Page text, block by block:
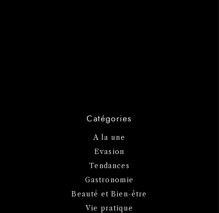
Catégories
A la une
Evasion
Tendances
Gastronomie
Beauté et Bien-être
Vie pratique